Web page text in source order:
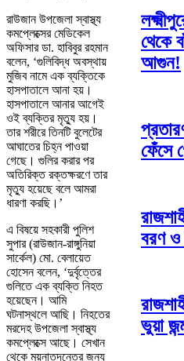
রাউজান উপজেলা স্বাস্থ্য
কমপ্লেক্সের মেডিকেল
অফিসার ডা. হাবিবুর রহমান
বলেন, ‘গুলিবিদ্ধ অবস্থায়
মুজিব নামে এক ব্যক্তিকে
হাসপাতালে আনা হয়।
হাসপাতালে আনার আগেই
ওই ব্যক্তির মৃত্যু হয়।
তার শরীরে তিনটি বুলেটের
আঘাতের চিহ্ন পাওয়া
গেছে। গুলির করার পর
অতিরিক্ত রক্তক্ষরণে তার
মৃত্যু হয়েছে বলে আমরা
ধারণা করছি।’
এ বিষয়ে সহকারী পুলিশ
সুপার (রাউজান-রাঙ্গুনিয়া
সার্কেল) মো. বেলায়েত
হোসেন বলেন, ‘দুর্বৃত্তের
গুলিতে এক ব্যক্তি নিহত
হয়েছেন। আমি
ঘটনাস্থলে আছি। নিহতের
মরদেহ উপজেলা স্বাস্থ্য
কমপ্লেক্সে আছে। সেখান
থেকে ময়নাতদন্তের জন্য
থেকে
আগুন!
ফেঁসে
বরণ ও
ভুয়া